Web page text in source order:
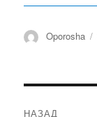
Автор
Oporosha
НАЗАД